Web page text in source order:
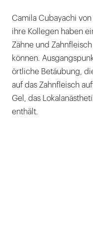
Camila Cubayachi
ihre Kollegen haben
Zähne und
können.
örtliche Betäubung,
auf das Zahnfleisch
Gel, das
enthält.